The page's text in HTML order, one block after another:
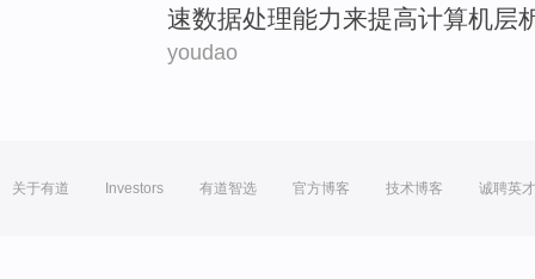
速数据处理能力来提高计算机层
youdao
关于有道 Investors 有道智选 官方博客 技术博客 诚聘英才